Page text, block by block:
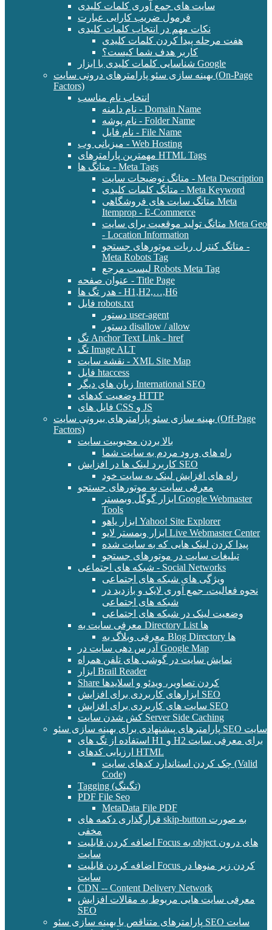
سایت های جمع آوری کلمات کلیدی
فرمول ضریب کارایی عبارت
نکات مهم در انتخاب کلمات کلیدی
هفت مرحله پیدا کردن کلمات کلیدی
کاربر هدف شما کیست؟
شناسایی کلمات کلیدی با ابزار Google
بهینه سازی سئو پارامترهای درونی سایت (On-Page
Factors)
انتخاب نام مناسب
نام دامنه - Domain Name
نام پوشه - Folder Name
نام فایل - File Name
میزبانی وب - Web Hosting
مهمترین پارامترهای HTML Tags
متاتگ ها - Meta Tags
متاتگ توضیحات سایت - Meta Description
متاتگ کلمات کلیدی - Meta Keyword
متاتگ سایت های فروشگاهی Meta
Itemprop - E-Commerce
متاتگ تولید موقعیت برای سایت Meta Geo
- Location Information
متاتگ کنترل ربات موتورهای جستجو -
Meta Robots Tag
لیست مرجع Robots Meta Tag
عنوان صفحه - Title Page
هدر تگ ها - H1,H2,…,H6
فایل robots.txt
دستور user-agent
دستور disallow / allow
تگ Anchor Text Link - href
تگ Image ALT
نقشه سایت - XML Site Map
فایل htaccess
زبان های دیگر International SEO
وضعیت کدهای HTTP
فایل های CSS و JS
بهینه سازی سئو پارامترهای بیرونی سایت (Off-Page
Factors)
بالا بردن محبوبیت سایت
راه های ورود مردم به سایت شما
کاربرد لینک ها در افزایش SEO
راه های افزایش لینک به سایت خود
معرفی سایت به موتورهای جستجو
ابزار گوگل وبمستر Google Webmaster
Tools
ابزار یاهو Yahoo! Site Explorer
ابزار وبمستر لایو Live Webmaster Center
پیدا کردن لینک هایی که به سایت شده
تبلیغات سایت در موتورهای جستجو
شبکه های اجتماعی - Social Networks
ویژگی های شبکه های اجتماعی
نحوه فعالیت، جمع آوری لایک و بازدید در
شبکه های اجتماعی
وضعیت لینک در شبکه های اجتماعی
معرفی سایت به Directory List ها
معرفی وبلاگ به Blog Directory ها
آدرس دهی سایت در Google Map
نمایش سایت در گوشی های تلفن همراه
ابزار Brail Reader
Share کردن تصاویر، ویدئو و اسلایدها
ابزارهای کاربردی برای افزایش SEO
سایت های کاربردی برای افزایش SEO
کش شدن سایت Server Side Caching
پارامترهای پیشنهادی برای بهینه سازی سئو SEO سایت
استفاده از تگ های H1 و H2 برای معرفی سایت
ارزیابی کدهای HTML
چک کردن استاندارد کدهای سایت (Valid
Code)
Tagging (تگینگ)
PDF File Seo
MetaData File PDF
قرارگذاری دکمه های skip-button به صورت
مخفی
اضافه کردن قابلیت Focus به object های درون
سایت
اضافه کردن قابلیت Focus کردن زیر منوها در
سایت
CDN -- Content Delivery Network
معرفی سایت هایی مربوط به مقالات افزایش
SEO
پارامترهای متناقص با بهینه سازی سئو SEO سایت